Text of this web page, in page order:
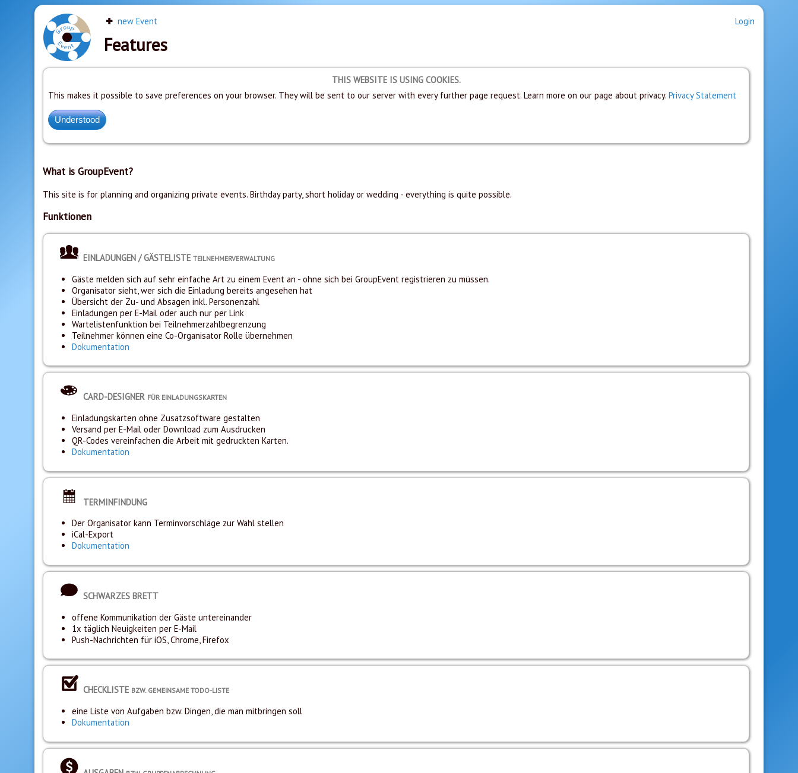
new Event Login
Features
THIS WEBSITE IS USING COOKIES.
This makes it possible to save preferences on your browser. They will be sent to our server with every further page request. Learn more on our page about privacy. Privacy Statement
What is GroupEvent?
This site is for planning and organizing private events. Birthday party, short holiday or wedding - everything is quite possible.
Funktionen
EINLADUNGEN / GÄSTELISTE TEILNEHMERVERWALTUNG
Gäste melden sich auf sehr einfache Art zu einem Event an - ohne sich bei GroupEvent registrieren zu müssen.
Organisator sieht, wer sich die Einladung bereits angesehen hat
Übersicht der Zu- und Absagen inkl. Personenzahl
Einladungen per E-Mail oder auch nur per Link
Wartelistenfunktion bei Teilnehmerzahlbegrenzung
Teilnehmer können eine Co-Organisator Rolle übernehmen
Dokumentation
CARD-DESIGNER FÜR EINLADUNGSKARTEN
Einladungskarten ohne Zusatzsoftware gestalten
Versand per E-Mail oder Download zum Ausdrucken
QR-Codes vereinfachen die Arbeit mit gedruckten Karten.
Dokumentation
TERMINFINDUNG
Der Organisator kann Terminvorschläge zur Wahl stellen
iCal-Export
Dokumentation
SCHWARZES BRETT
offene Kommunikation der Gäste untereinander
1x täglich Neuigkeiten per E-Mail
Push-Nachrichten für iOS, Chrome, Firefox
CHECKLISTE BZW. GEMEINSAME TODO-LISTE
eine Liste von Aufgaben bzw. Dingen, die man mitbringen soll
Dokumentation